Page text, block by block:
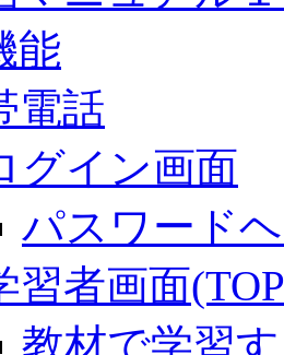
能
電話
グイン画面
パスワード
習者画面
教材で学習